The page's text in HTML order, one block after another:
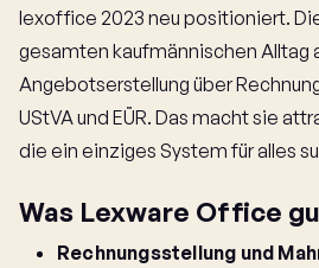
lexoffice 2023 neu positioniert.
gesamten kaufmännischen Alltag
Angebotserstellung über
UStVA und EÜR. Das macht sie
die ein einziges System für alles
Was Lexware Office
Rechnungsstellung und